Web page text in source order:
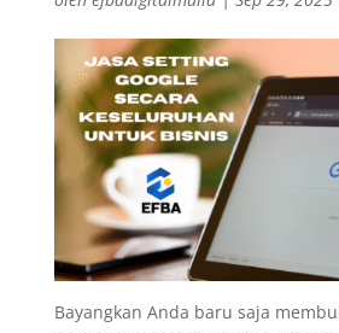
Bayangkan Anda baru saja